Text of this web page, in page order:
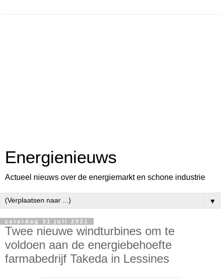
Energienieuws
Actueel nieuws over de energiemarkt en schone industrie
▼
zaterdag 31 juli 2021
Twee nieuwe windturbines om te
voldoen aan de energiebehoefte
farmabedrijf Takeda in Lessines